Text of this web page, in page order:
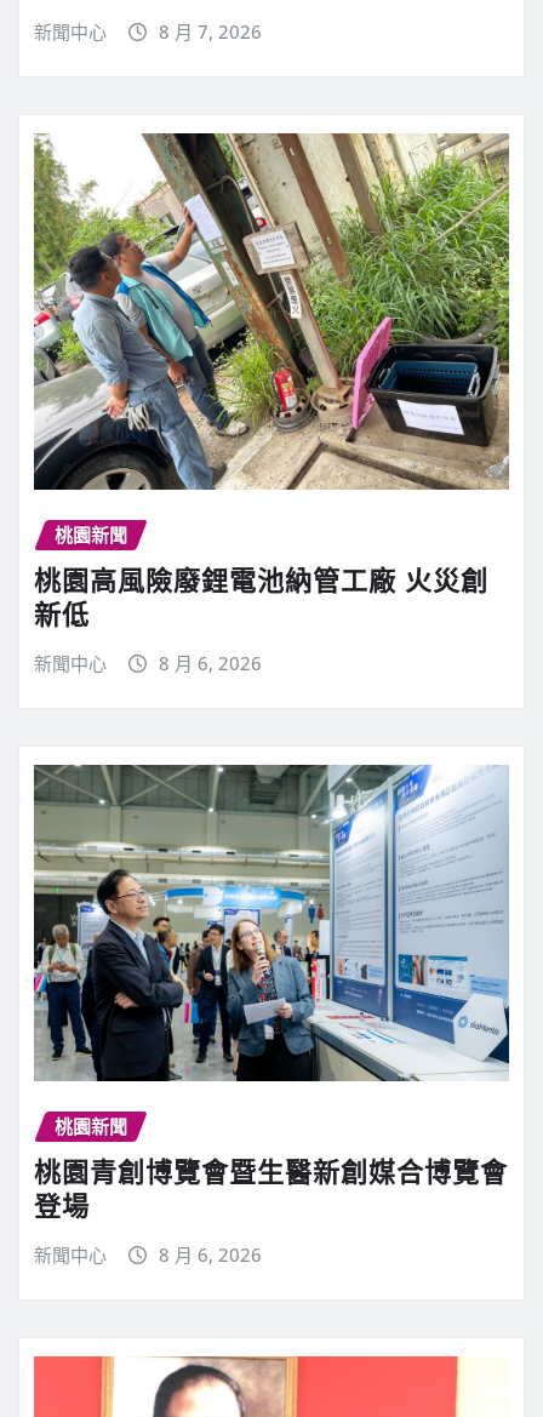
新聞中心 8 月 7, 2026
桃園新聞
桃園高風險廢鋰電池納管工廠 火災創
新低
新聞中心 8 月 6, 2026
桃園新聞
桃園青創博覽會暨生醫新創媒合博覽會
登場
新聞中心 8 月 6, 2026